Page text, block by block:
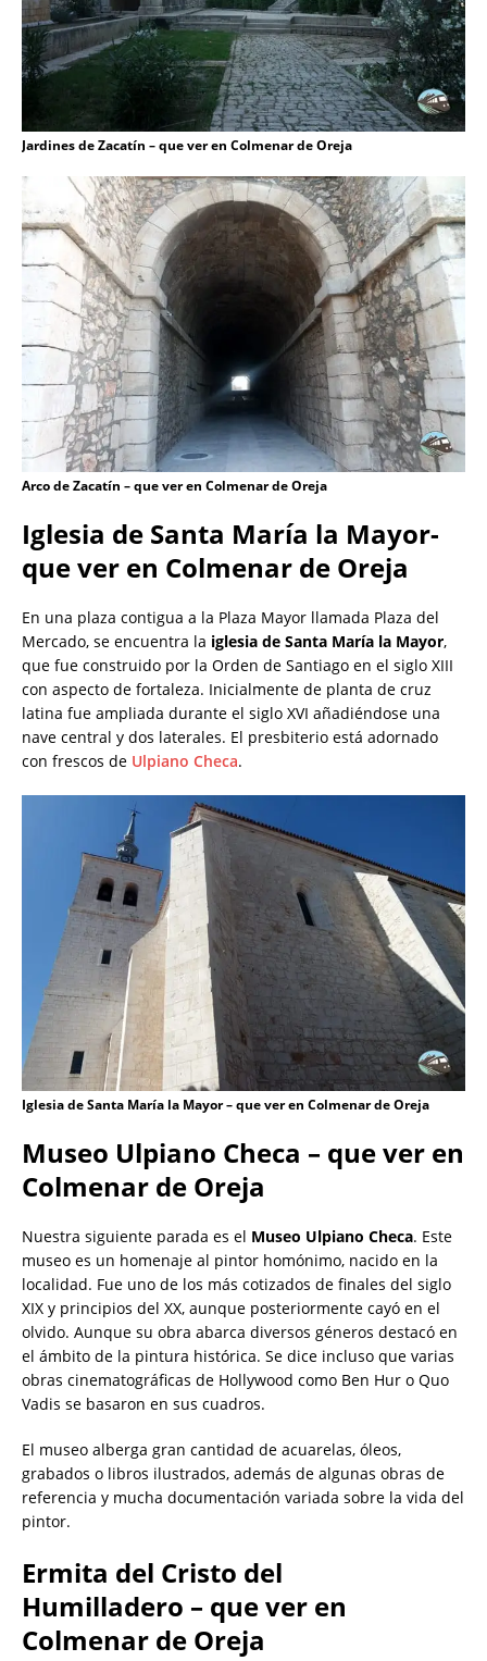
Jardines de Zacatín – que ver en Colmenar de Oreja
Arco de Zacatín – que ver en Colmenar de Oreja
Iglesia de Santa María la Mayor-
que ver en Colmenar de Oreja
En una plaza contigua a la Plaza Mayor llamada Plaza del
Mercado, se encuentra la iglesia de Santa María la Mayor,
que fue construido por la Orden de Santiago en el siglo XIII
con aspecto de fortaleza. Inicialmente de planta de cruz
latina fue ampliada durante el siglo XVI añadiéndose una
nave central y dos laterales. El presbiterio está adornado
con frescos de Ulpiano Checa.
Iglesia de Santa María la Mayor – que ver en Colmenar de Oreja
Museo Ulpiano Checa – que ver en
Colmenar de Oreja
Nuestra siguiente parada es el Museo Ulpiano Checa. Este
museo es un homenaje al pintor homónimo, nacido en la
localidad. Fue uno de los más cotizados de finales del siglo
XIX y principios del XX, aunque posteriormente cayó en el
olvido. Aunque su obra abarca diversos géneros destacó en
el ámbito de la pintura histórica. Se dice incluso que varias
obras cinematográficas de Hollywood como Ben Hur o Quo
Vadis se basaron en sus cuadros.
El museo alberga gran cantidad de acuarelas, óleos,
grabados o libros ilustrados, además de algunas obras de
referencia y mucha documentación variada sobre la vida del
pintor.
Ermita del Cristo del
Humilladero – que ver en
Colmenar de Oreja